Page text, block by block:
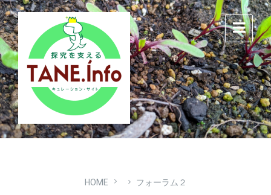
Skip
to
content
Skip
to
main
navigation
Skip
to
footer
HOME フォーラム２